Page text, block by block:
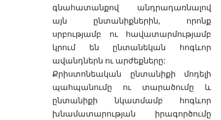
գնահատանքով անդրադառնալով
այն ընտանիքներին, որոնք
սրբությամբ ու հավատարմությամբ
կրում են ընտանեկան հոգևոր
ավանդներն ու արժեքները:
Քրիստոնեական ընտանիքի մոդելի
պահպանումը ու տարածումը և
ընտանիքի նկատմամբ հոգևոր
խնամատարության իրագործումը